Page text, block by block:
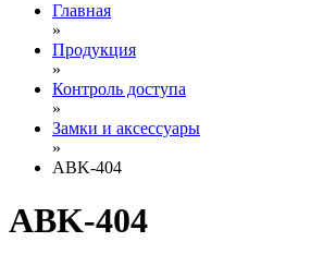
Главная
»
Продукция
»
Контроль доступа
»
Замки и аксессуары
»
ABK-404
ABK-404